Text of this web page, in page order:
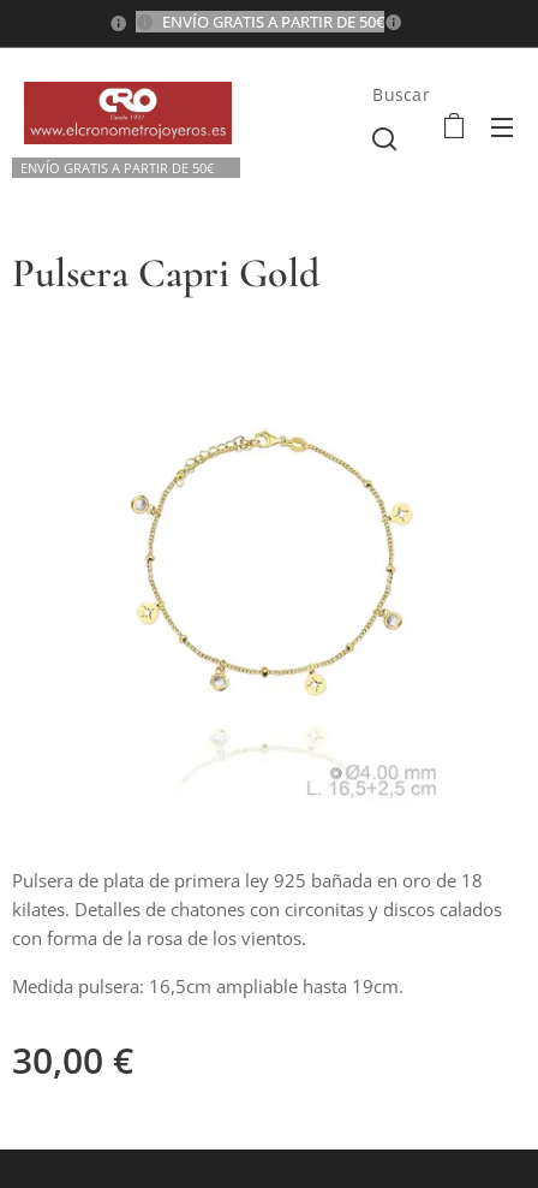
ENVÍO GRATIS A PARTIR DE 50€
ENVÍO GRATIS A PARTIR DE 50€💫
Buscar
Pulsera Capri Gold
Pulsera de plata de primera ley 925 bañada en oro de 18
kilates. Detalles de chatones con circonitas y discos calados
con forma de la rosa de los vientos.
Medida pulsera: 16,5cm ampliable hasta 19cm.
30,00 €